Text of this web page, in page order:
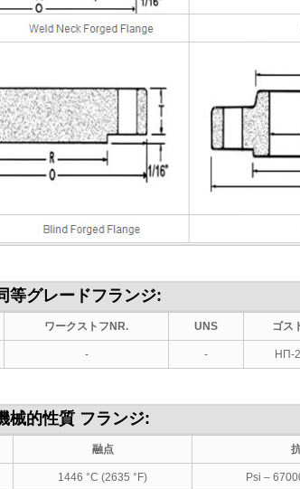
等グレードフランジ:
ワークストフNR. UNS ゴス
- - НП-2
械的性質 フランジ:
融点
1446 °C (2635 °F) Psi –